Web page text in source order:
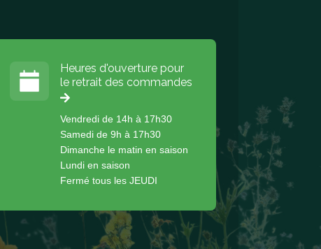
Heures d'ouverture pour
le retrait des commandes
Vendredi de 14h à 17h30
Samedi de 9h à 17h30
Dimanche le matin en saison
Lundi en saison
Fermé tous les JEUDI